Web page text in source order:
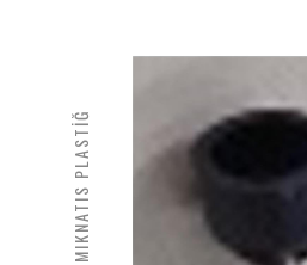
MIKNATIS PLASTİĞ